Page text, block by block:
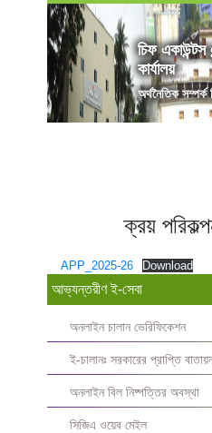
চিফ একাউন্টস
কার্যালয়
অৰ্থনৈতিক সম্পর্ক
ক্রয়
APP_2025-26 Download
আভ্যন্তরীণ ই-সেবা
অনলাইন চালান ভেরিফিকেশন
ই-চালানঃ সরকারের প্রাপ্তি
অনলাইন বিল নিষ্পত্তির অবস্থা
সিজিএ ওয়েব মেইল